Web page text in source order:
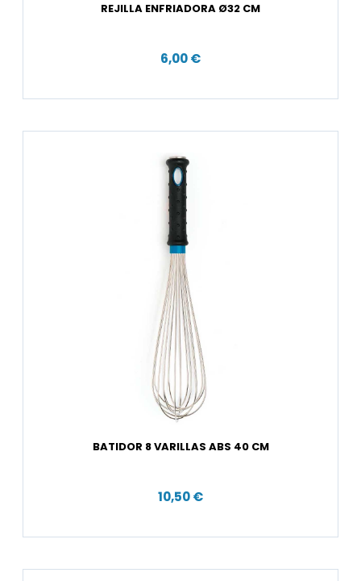
REJILLA ENFRIADORA Ø32 CM
6,00 €
BATIDOR 8 VARILLAS ABS 40 CM
10,50 €